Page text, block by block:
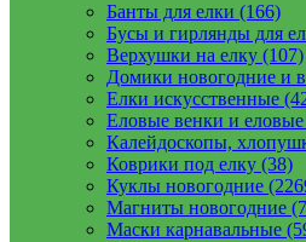
Банты для елки (166)
Бусы и гирлянды для
Верхушки на елку (107)
Домики новогодние и
Елки искусственные
Еловые венки и
Калейдоскопы,
Коврики под елку (38)
Куклы новогодние
Магниты новогодние
Маски карнавальные